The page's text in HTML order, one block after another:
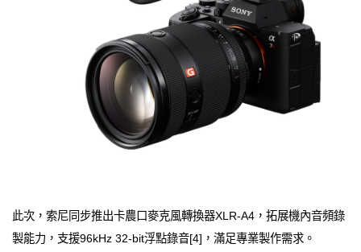
此次，索尼同步推出卡農口麥克風轉換器XLR‑A4，拓展機內音頻錄
製能力，支援96kHz 32-bit浮點錄音[4]，滿足專業製作需求。